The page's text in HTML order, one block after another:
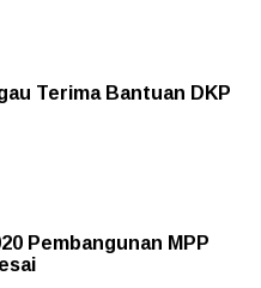
Terima Bantuan DKP
Pembangunan MPP